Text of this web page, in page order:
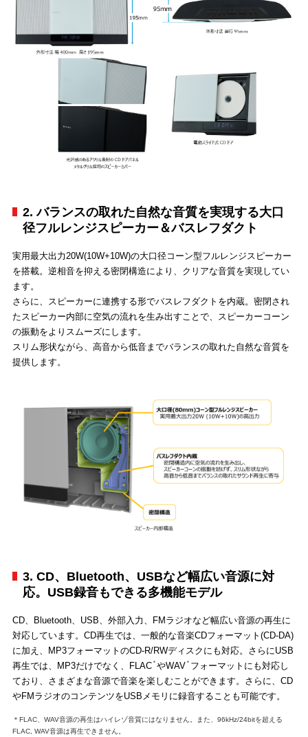
2. バランスの取れた自然な音質を実現する大口
径フルレンジスピーカー＆バスレフダクト
実用最大出力20W(10W+10W)の大口径コーン型フルレンジスピーカー
を搭載。逆相音を抑える密閉構造により、クリアな音質を実現してい
ます。
さらに、スピーカーに連携する形でバスレフダクトを内蔵。密閉され
たスピーカー内部に空気の流れを生み出すことで、スピーカーコーン
の振動をよりスムーズにします。
スリム形状ながら、高音から低音までバランスの取れた自然な音質を
提供します。
3. CD、Bluetooth、USBなど幅広い音源に対
応。USB録音もできる多機能モデル
CD、Bluetooth、USB、外部入力、FMラジオなど幅広い音源の再生に
対応しています。CD再生では、一般的な音楽CDフォーマット(CD-DA)
に加え、MP3フォーマットのCD-R/RWディスクにも対応。さらにUSB
再生では、MP3だけでなく、FLAC ＊ やWAV ＊ フォーマットにも対応し
ており、さまざまな音源で音楽を楽しむことができます。さらに、CD
やFMラジオのコンテンツをUSBメモリに録音することも可能です。
＊FLAC、WAV音源の再生はハイレゾ音質にはなりません。また、96kHz/24bitを超える
FLAC, WAV音源は再生できません。